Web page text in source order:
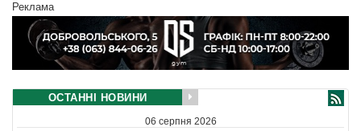
Реклама
ОСТАННІ НОВИНИ
06 серпня 2026